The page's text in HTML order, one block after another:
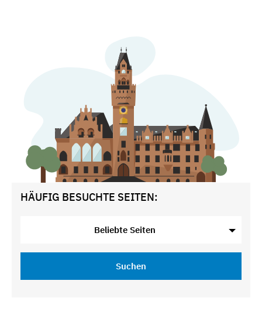
HÄUFIG BESUCHTE SEITEN:
Beliebte Seiten
Suchen